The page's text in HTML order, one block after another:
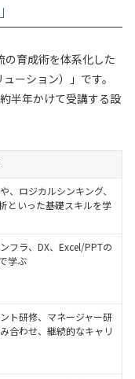
の育成術を体系化した
ーション）」です。
半年かけて受講する設
、ロジカルシンキング、
といった基礎スキルを学
フラ、DX、Excel/PPTの
学ぶ
ト研修、マネージャー研
合わせ、継続的なキャリ